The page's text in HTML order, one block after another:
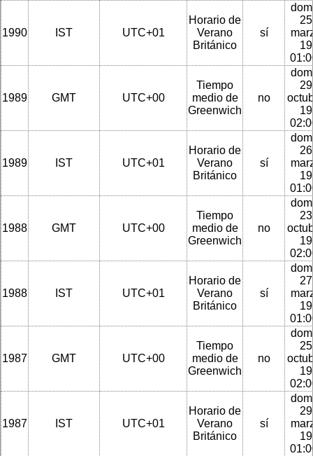
1990 IST UTC+01
Horario de
Verano
Británico
sí
1989 GMT UTC+00
Tiempo
medio de
Greenwich
no
1989 IST UTC+01
Horario de
Verano
Británico
sí
1988 GMT UTC+00
Tiempo
medio de
Greenwich
no
1988 IST UTC+01
Horario de
Verano
Británico
sí
1987 GMT UTC+00
Tiempo
medio de
Greenwich
no
1987 IST UTC+01
Horario de
Verano
Británico
sí